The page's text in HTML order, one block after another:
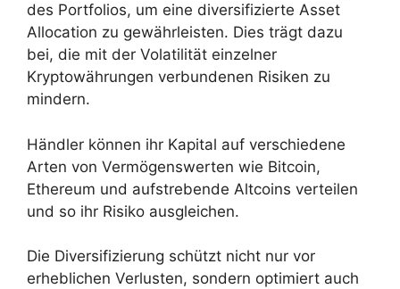
des Portfolios, um eine diversifizierte Asset
Allocation zu gewährleisten. Dies trägt dazu
bei, die mit der Volatilität einzelner
Kryptowährungen verbundenen Risiken zu
mindern.
Händler können ihr Kapital auf verschiedene
Arten von Vermögenswerten wie Bitcoin,
Ethereum und aufstrebende Altcoins verteilen
und so ihr Risiko ausgleichen.
Die Diversifizierung schützt nicht nur vor
erheblichen Verlusten, sondern optimiert auch